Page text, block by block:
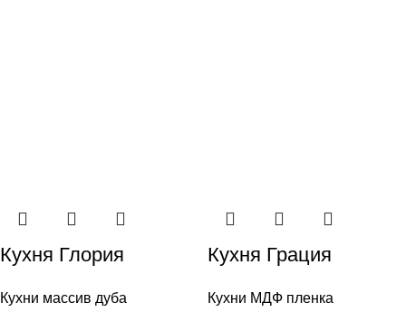
Кухня Глория
Кухни массив дуба
Кухня Грация
Кухни МДФ пленка